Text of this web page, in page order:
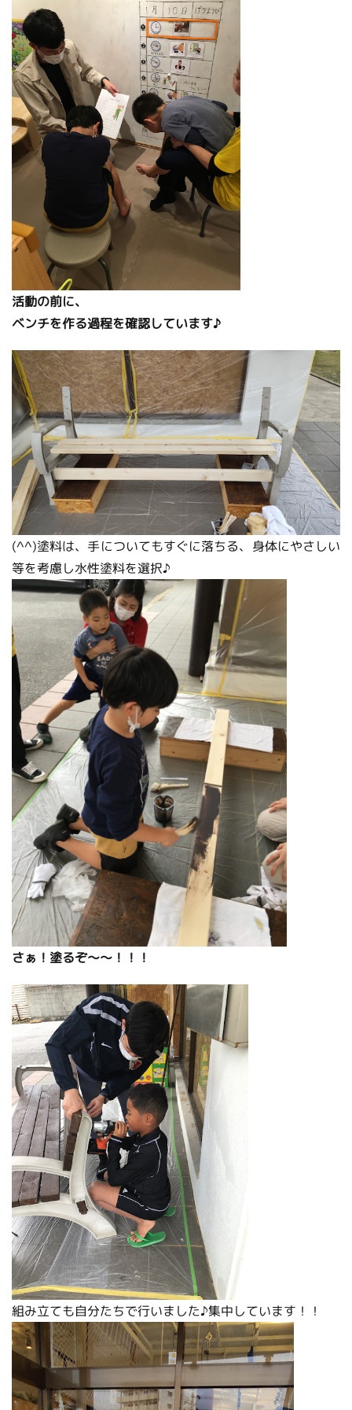
活動の前に、
ベンチを作る過程を確認しています♪
(^^)塗料は、手についてもすぐに落ちる、身体にやさしい
等を考慮し水性塗料を選択♪
さぁ！塗るぞ～～！！！
組み立ても自分たちで行いました♪集中しています！！